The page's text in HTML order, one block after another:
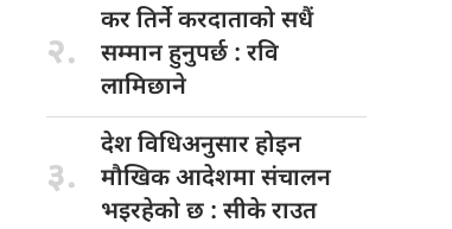
२.
कर तिर्नेकरदाताको सधैं
सम्मान हुनुपर्छ : रवि
लामिछाने
३.
देश विधिअनुसारहोइन
मौखिक आदेशमा संचालन
भइरहेको छ : सीके राउत